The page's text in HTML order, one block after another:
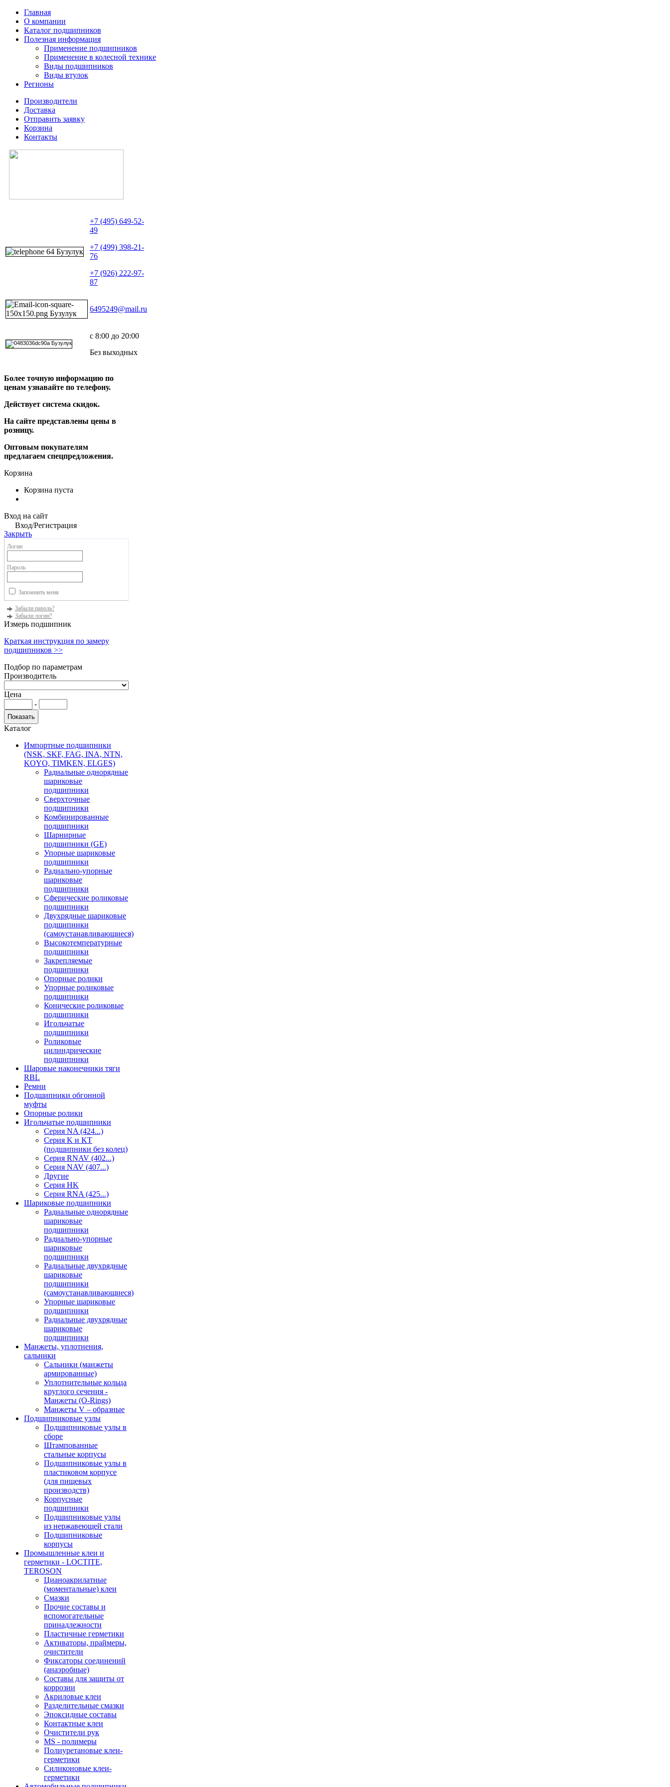
Главная
О компании
Каталог подшипников
Полезная информация
Применение подшипников
Применение в колесной технике
Виды подшипников
Виды втулок
Регионы
Производители
Доставка
Отправить заявку
Корзина
Контакты
+7 (495) 649-52-
49
+7 (499) 398-21-
76
+7 (926) 222-97-
87
6495249@mail.ru
с 8:00 до 20:00
Без выходных
Более точную информацию по
ценам узнавайте по телефону.
Действует система скидок.
На сайте представлены цены в
розницу.
Оптовым покупателям
предлагаем спецпредложения.
Корзина
Корзина пуста
Вход на сайт
Вход/Регистрация
Закрыть
Логин
Пароль
Запомнить меня
Забыли пароль?
Забыли логин?
Измерь подшипник
Краткая инструкция по замеру
подшипников >>
Подбор по параметрам
Производитель
Цена
-
Каталог
Импортные подшипники
(NSK, SKF, FAG, INA, NTN,
KOYO, TIMKEN, ELGES)
Радиальные однорядные
шариковые
подшипники
Сверхточные
подшипники
Комбинированные
подшипники
Шарнирные
подшипники (GE)
Упорные шариковые
подшипники
Радиально-упорные
шариковые
подшипники
Сферические роликовые
подшипники
Двухрядные шариковые
подшипники
(самоустанавливающиеся)
Высокотемпературные
подшипники
Закрепляемые
подшипники
Опорные ролики
Упорные роликовые
подшипники
Конические роликовые
подшипники
Игольчатые
подшипники
Роликовые
цилиндрические
подшипники
Шаровые наконечники тяги
RBL
Ремни
Подшипники обгонной
муфты
Опорные ролики
Игольчатые подшипники
Серия NA (424...)
Серия K и KT
(подшипники без колец)
Серия RNAV (402...)
Серия NAV (407...)
Другие
Серия HK
Серия RNA (425...)
Шариковые подшипники
Радиальные однорядные
шариковые
подшипники
Радиально-упорные
шариковые
подшипники
Радиальные двухрядные
шариковые
подшипники
(самоустанавливающиеся)
Упорные шариковые
подшипники
Радиальные двухрядные
шариковые
подшипники
Манжеты, уплотнения,
сальники
Сальники (манжеты
армированные)
Уплотнительные кольца
круглого сечения -
Манжеты (O-Rings)
Манжеты V – образные
Подшипниковые узлы
Подшипниковые узлы в
сборе
Штампованные
стальные корпусы
Подшипниковые узлы в
пластиковом корпусе
(для пищевых
производств)
Корпусные
подшипники
Подшипниковые узлы
из нержавеющей стали
Подшипниковые
корпусы
Промышленные клеи и
герметики - LOCTITE,
TEROSON
Цианоакрилатные
(моментальные) клеи
Смазки
Прочие составы и
вспомогательные
принадлежности
Пластичные герметики
Активаторы, праймеры,
очистители
Фиксаторы соединений
(анаэробные)
Составы для защиты от
коррозии
Акриловые клеи
Разделительные смазки
Эпоксидные составы
Контактные клеи
Очистители рук
MS - полимеры
Полиуретановые клеи-
герметики
Силиконовые клеи-
герметики